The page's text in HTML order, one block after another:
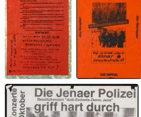
Wollt ihr die
Bananenrepublik?
Der
Weltwirtschaftsgipfel
in München -
Ausstellung